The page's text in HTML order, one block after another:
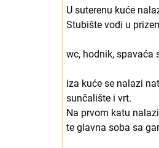
U suterenu kuće
Stubište vodi u
wc, hodnik, spavaća
iza kuće se nalazi
sunčalište i vrt.
Na prvom katu
te glavna soba sa